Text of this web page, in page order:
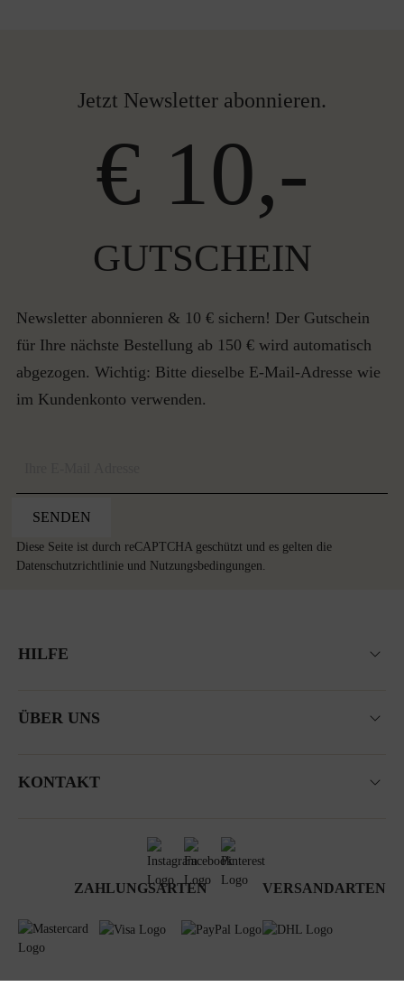
Jetzt Newsletter abonnieren.
€ 10,-
GUTSCHEIN
Newsletter abonnieren & 10 € sichern! Der Gutschein
für Ihre nächste Bestellung ab 150 € wird automatisch
abgezogen. Wichtig: Bitte dieselbe E-Mail-Adresse wie
im Kundenkonto verwenden.
SENDEN
Diese Seite ist durch reCAPTCHA geschützt und es gelten die
Datenschutzrichtlinie und Nutzungsbedingungen.
HILFE
ÜBER UNS
KONTAKT
ZAHLUNGSARTEN VERSANDARTEN